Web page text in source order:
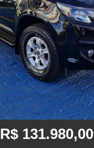
R$ 131.980,00